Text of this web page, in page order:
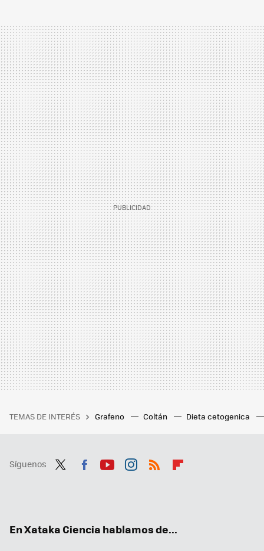
TEMAS DE INTERÉS Grafeno Coltán Dieta cetogenica
Síguenos
En Xataka Ciencia hablamos de...